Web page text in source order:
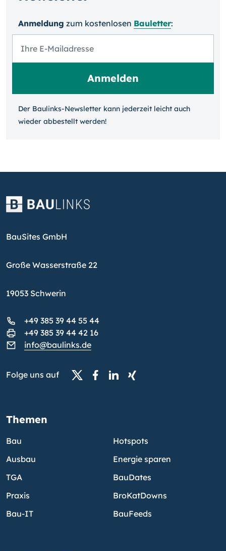
Anmeldung zum kosten­losen Bauletter:
Der Baulinks-Newsletter kann jeder­zeit leicht auch
wieder ab­bestellt werden!
BauSites GmbH
Große Wasserstraße 22
19053 Schwerin
+49 385 39 44 55 44
+49 385 39 44 42 16
info@baulinks.de
Folge uns auf
Themen
Bau
Ausbau
TGA
Praxis
Bau-IT
Hotspots
Energie sparen
BauDates
BroKatDowns
BauFeeds